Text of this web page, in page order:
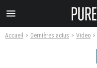
menu
Accueil Dernières actus Video